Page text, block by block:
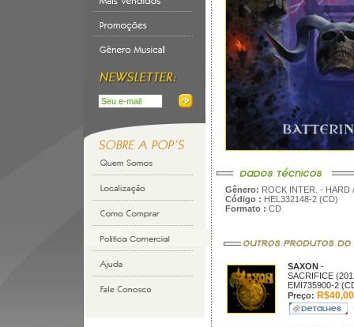
Gênero: ROCK INTER. - HARD
Código : HEL332148-2 (CD)
Formato : CD
SAXON -
SACRIFICE
EMI735900-2
Preço: R$40,00